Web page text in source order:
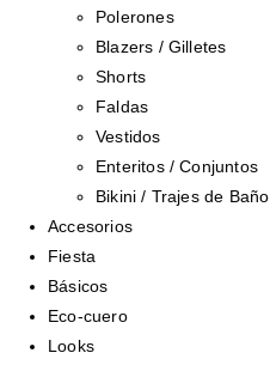
Polerones
Blazers / Gilletes
Shorts
Faldas
Vestidos
Enteritos / Conjuntos
Bikini / Trajes de Baño
Accesorios
Fiesta
Básicos
Eco-cuero
Looks